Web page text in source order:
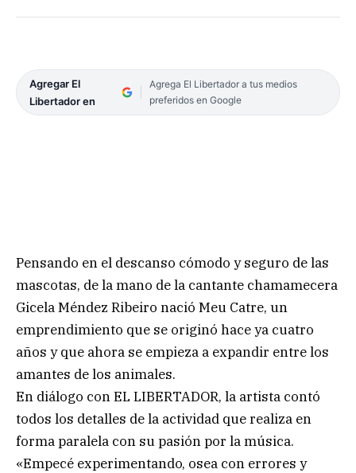
Agregar El
Libertador en
Agrega El Libertador a tus medios
preferidos en Google
Pensando en el descanso cómodo y seguro de las
mascotas, de la mano de la cantante chamamecera
Gicela Méndez Ribeiro nació Meu Catre, un
emprendimiento que se originó hace ya cuatro
años y que ahora se empieza a expandir entre los
amantes de los animales.
En diálogo con EL LIBERTADOR, la artista contó
todos los detalles de la actividad que realiza en
forma paralela con su pasión por la música.
«Empecé experimentando, osea con errores y